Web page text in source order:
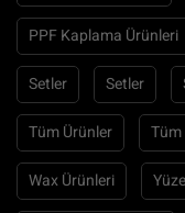
PPF Kaplama Ürünleri
Setler Setler
Tüm Ürünler
Wax Ürünleri